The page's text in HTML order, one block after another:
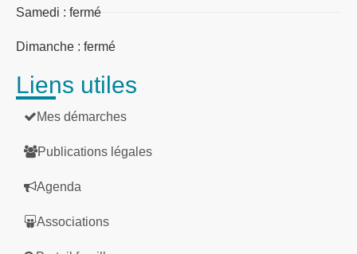
Samedi : fermé
Dimanche : fermé
Liens utiles
Mes démarches
Publications légales
Agenda
Associations